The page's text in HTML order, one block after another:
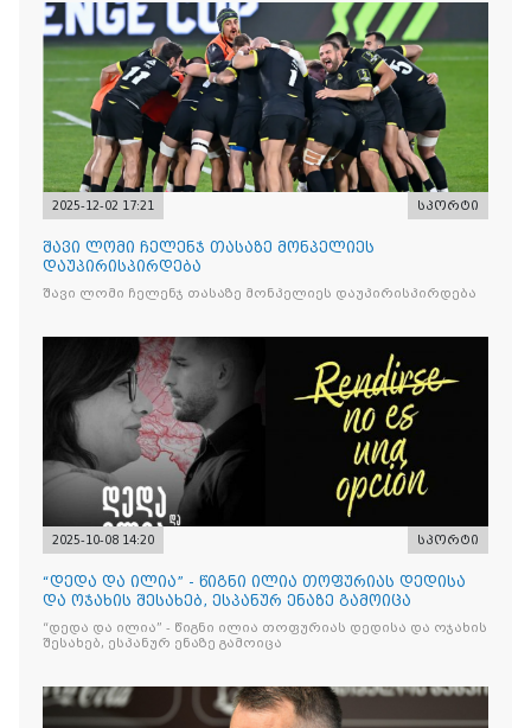
2025-12-02 17:21 სპორტი
შავი ლომი ჩელენჯ თასაზე მონპელიეს
დაუპირისპირდება
შავი ლომი ჩელენჯ თასაზე მონპელიეს დაუპირისპირდება
2025-10-08 14:20 სპორტი
“დედა და ილია” - წიგნი ილია თოფურიას დედისა
და ოჯახის შესახებ, ესპანურ ენაზე გამოიცა
“დედა და ილია” - წიგნი ილია თოფურიას დედისა და ოჯახის
შესახებ, ესპანურ ენაზე გამოიცა